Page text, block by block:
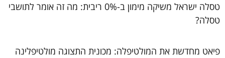
טסלה ישראל משיקה מימון ב-0% ריבית: מה זה אומר לתושבי
טסלה?
פיאט מחדשת את המולטיפלה: מכונית התצוגה מולטיפלינה